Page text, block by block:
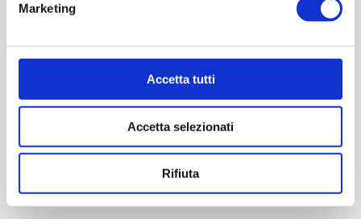
Marketing
Accetta tutti
Accetta selezionati
Rifiuta
REVIEWS
CONTACT US
Scheda tecnica